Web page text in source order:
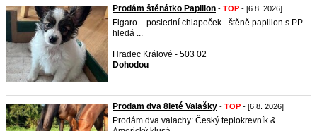
Prodám štěnátko Papillon - TOP - [6.8. 2026]
Figaro – poslední chlapeček - štěně papillon s PP
hledá ...
Hradec Králové - 503 02
Dohodou
Prodam dva 8leté Valašky - TOP - [6.8. 2026]
Prodám dva valachy: Český teplokrevník &